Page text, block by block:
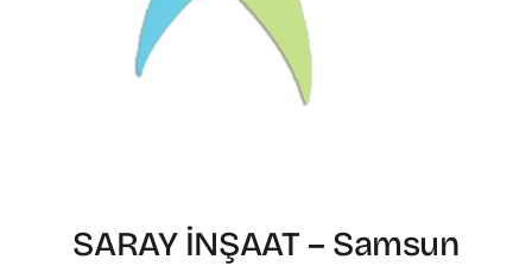
SARAY İNŞAAT – Samsun